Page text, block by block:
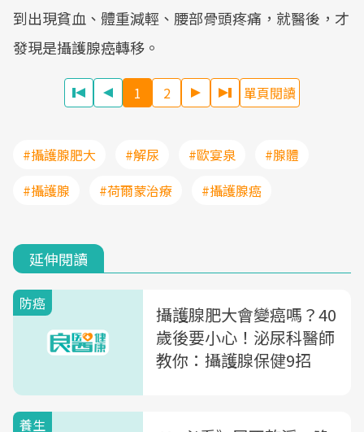
到出現貧血、體重減輕、腰部骨頭疼痛，就醫後，才
發現是攝護腺癌轉移。
1 2 單頁閱讀
#攝護腺肥大 #解尿 #歐宴泉
#腺體
#攝護腺
#荷爾蒙治療 #攝護腺癌
延伸閱讀
防癌
攝護腺肥大會變癌嗎？40
歲後要小心！泌尿科醫師
教你：攝護腺保健9招
養生